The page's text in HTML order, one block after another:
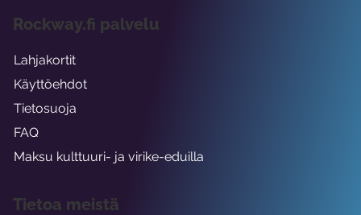
Rockway.fi palvelu
Lahjakortit
Käyttöehdot
Tietosuoja
FAQ
Maksu kulttuuri- ja virike-eduilla
Tietoa meistä